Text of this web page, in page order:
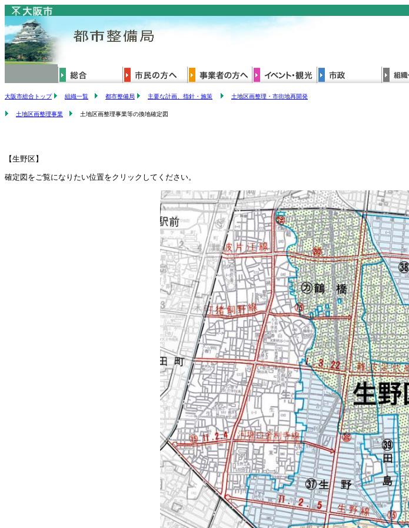
大阪市総合トップ 組織一覧 都市整備局 主要な計画、指針・施策 土地区画整理・市街地再開発
土地区画整理事業 土地区画整理事業等の換地確定図
【生野区】
確定図をご覧になりたい位置をクリックしてください。